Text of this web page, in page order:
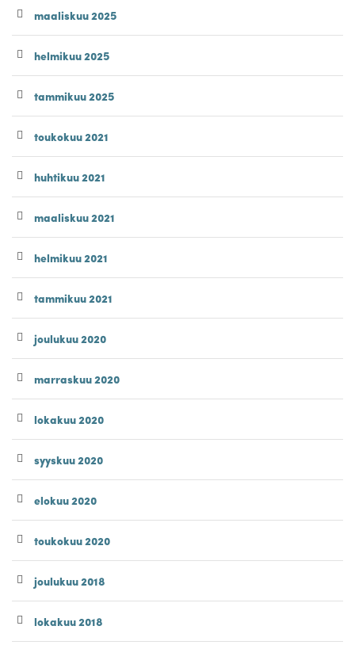
maaliskuu 2025
helmikuu 2025
tammikuu 2025
toukokuu 2021
huhtikuu 2021
maaliskuu 2021
helmikuu 2021
tammikuu 2021
joulukuu 2020
marraskuu 2020
lokakuu 2020
syyskuu 2020
elokuu 2020
toukokuu 2020
joulukuu 2018
lokakuu 2018